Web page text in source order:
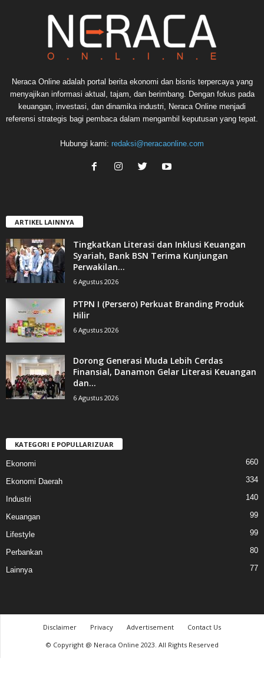
Neraca Online adalah portal berita ekonomi dan bisnis terpercaya yang
menyajikan informasi aktual, tajam, dan berimbang. Dengan fokus pada
keuangan, investasi, dan dinamika industri, Neraca Online menjadi
referensi strategis bagi pembaca dalam mengambil keputusan yang tepat.
Hubungi kami: redaksi@neracaonline.com
ARTIKEL LAINNYA
Tingkatkan Literasi dan Inklusi Keuangan
Syariah, Bank BSN Terima Kunjungan
Perwakilan...
6 Agustus 2026
PTPN I (Persero) Perkuat Branding Produk
Hilir
6 Agustus 2026
Dorong Generasi Muda Lebih Cerdas
Finansial, Danamon Gelar Literasi Keuangan
dan...
6 Agustus 2026
KATEGORI E POPULLARIZUAR
Ekonomi 660
Ekonomi Daerah 334
Industri 140
Keuangan 99
Lifestyle 99
Perbankan 80
Lainnya 77
Disclaimer Privacy Advertisement
Contact Us
© Copyright @ Neraca Online 2023. All Rights Reserved